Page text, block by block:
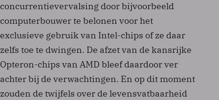
concurrentievervalsing door bijvoorbeeld
computerbouwer te belonen voor het
exclusieve gebruik van Intel-chips of ze daar
zelfs toe te dwingen. De afzet van de kansrijke
Opteron-chips van AMD bleef daardoor ver
achter bij de verwachtingen. En op dit moment
zouden de twijfels over de levensvatbaarheid